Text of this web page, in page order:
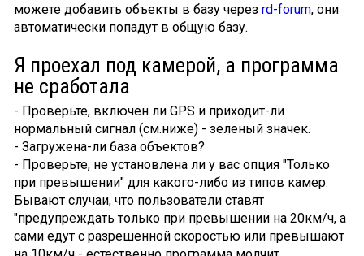
можете добавить объекты в базу через rd-forum, они
автоматически попадут в общую базу.
Я проехал под камерой, а программа
не сработала
- Проверьте, включен ли GPS и приходит-ли
нормальный сигнал (см.ниже) - зеленый значек.
- Загружена-ли база объектов?
- Проверьте, не установлена ли у вас опция "Только
при превышении" для какого-либо из типов камер.
Бывают случаи, что пользователи ставят
"предупреждать только при превышении на 20км/ч, а
сами едут с разрешенной скоростью или превышают